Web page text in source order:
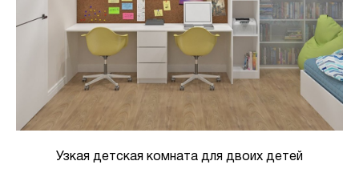
Узкая детская комната для двоих детей